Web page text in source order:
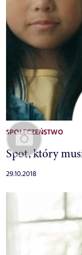
SPOŁECZEŃSTWO
Spot, który
29.10.2018